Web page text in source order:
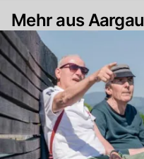
Mehr aus Aargau